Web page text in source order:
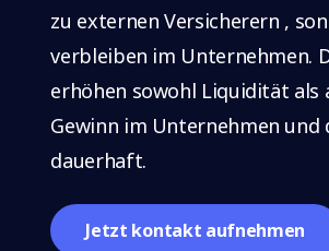
zu externen Versicherern ,
verbleiben im Unternehmen.
erhöhen sowohl Liquidität als
Gewinn im Unternehmen und
dauerhaft.
Jetzt kontakt aufnehmen